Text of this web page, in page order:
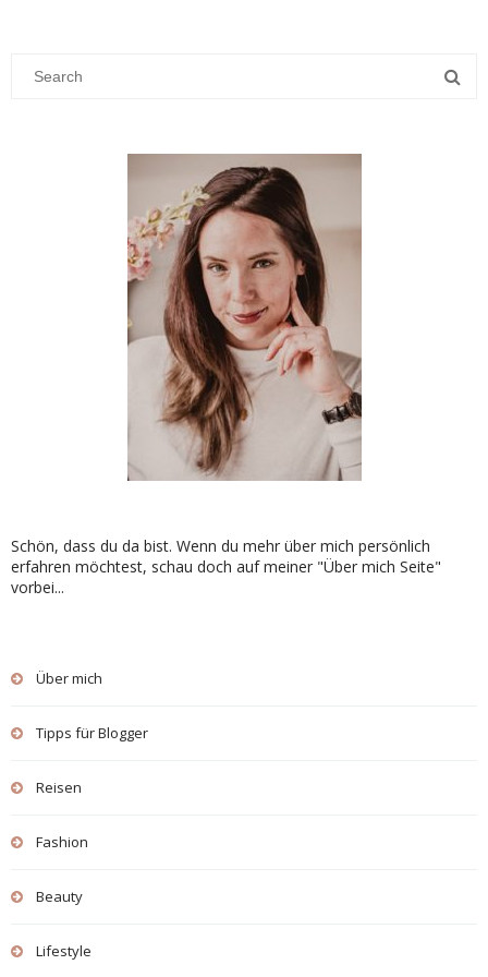
Schön, dass du da bist. Wenn du mehr über mich persönlich
erfahren möchtest, schau doch auf meiner "Über mich Seite"
vorbei...
Über mich
Tipps für Blogger
Reisen
Fashion
Beauty
Lifestyle